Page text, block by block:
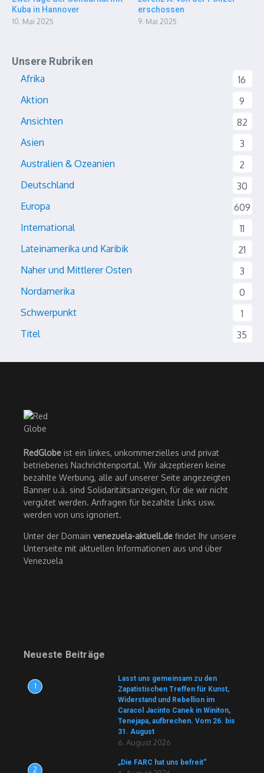
Kuba in Hannover
10. Mai 2025
erschossen
9. Mai 2025
Unsere Rubriken
Afrika
16
Aktion
9
Ansichten
82
Asien
3
Australien & Ozeanien
2
Deutschland
30
Europa
609
International
11
Lateinamerika und Karibik
21
Naher und Mittlerer Osten
3
Nordamerika
0
Schwerpunkt
1
Titel
35
RedGlobe ist ein linkes, unkommerzielles und privat
betriebenes Nachrichtenportal. Wir akzeptieren keine
bezahlte Werbung, alle auf unserer Seite angezeigten
Banner u.ä. sind Solidaritätsanzeigen, für die wir nicht
vergütet werden. Anfragen für bezahlte Links usw.
werden von uns ignoriert.
Unter der Domain venezuela-aktuell.de findet Ihr unsere
Unterseite mit aktuellen Informationen aus und über
Venezuela
Neueste Beiträge
1
Lasst uns gemeinsam zu den
Zapatistischen Treffen für Kunst,
Widerstand und Rebellion im
Caracol Jacinto Canek in Winiton,
Tenejapa, aufbrechen. Vom 26. bis
31. August
6. August 2026
2
„Die FARC hat uns befreit“